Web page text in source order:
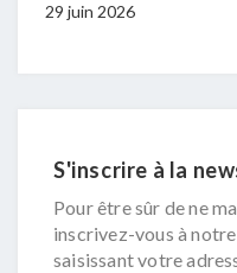
29 juin 2026
S'inscrire à la
Pour être sûr de ne
inscrivez-vous à
saisissant votre